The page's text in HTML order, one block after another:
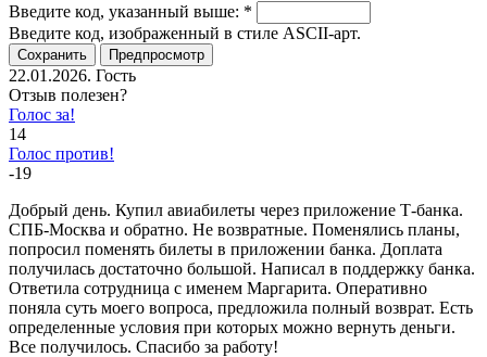
Введите код, указанный выше: *
Введите код, изображенный в стиле ASCII-арт.
22.01.2026. Гость
Отзыв полезен?
Голос за!
14
Голос против!
-19
Добрый день. Купил авиабилеты через приложение Т-банка.
СПБ-Москва и обратно. Не возвратные. Поменялись планы,
попросил поменять билеты в приложении банка. Доплата
получилась достаточно большой. Написал в поддержку банка.
Ответила сотрудница с именем Маргарита. Оперативно
поняла суть моего вопроса, предложила полный возврат. Есть
определенные условия при которых можно вернуть деньги.
Все получилось. Спасибо за работу!